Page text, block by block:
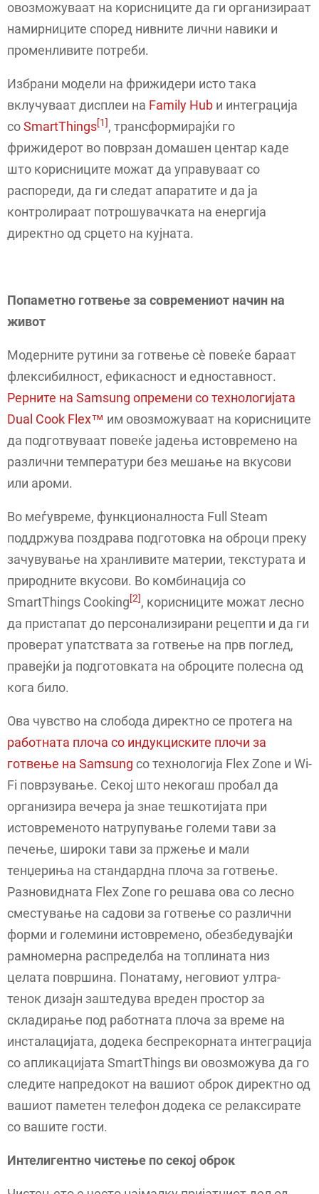
овозможуваат на корисниците да ги организираат
намирниците според нивните лични навики и
променливите потреби.
Избрани модели на фрижидери исто така
вклучуваат дисплеи на Family Hub и интеграција
соSmartThings[1], трансформирајќи го
фрижидерот во поврзан домашен центар каде
што корисниците можат да управуваат со
распореди, да ги следат апаратите и да ја
контролираат потрошувачката на енергија
директно од срцето на кујната.
Попаметно готвење за современиот начин на
живот
Модерните рутини за готвење сè повеќе бараат
флексибилност, ефикасност и едноставност.
Рерните на Samsung опремени со технологијата
Dual Cook Flex™ им овозможуваат на корисниците
да подготвуваат повеќе јадења истовремено на
различни температури без мешање на вкусови
или ароми.
Во меѓувреме, функционалноста Full Steam
поддржува поздрава подготовка на оброци преку
зачувување на хранливите материи, текстурата и
природните вкусови. Во комбинација со
SmartThings Cooking[2], корисниците можат лесно
да пристапат до персонализирани рецепти и да ги
проверат упатствата за готвење на прв поглед,
правејќи ја подготовката на оброците полесна од
кога било.
Ова чувство на слобода директно се протега на
работната плоча со индукциските плочи за
готвење на Samsung со технологија Flex Zone и Wi-
Fi поврзување. Секој што некогаш пробал да
организира вечера ја знае тешкотијата при
истовременото натрупување големи тави за
печење, широки тави за пржење и мали
тенџериња на стандардна плоча за готвење.
Разновидната Flex Zone го решава ова со лесно
сместување на садови за готвење со различни
форми и големини истовремено, обезбедувајќи
рамномерна распределба на топлината низ
целата површина. Понатаму, неговиот ултра-
тенок дизајн заштедува вреден простор за
складирање под работната плоча за време на
инсталацијата, додека беспрекорната интеграција
со апликацијата SmartThings ви овозможува да го
следите напредокот на вашиот оброк директно од
вашиот паметен телефон додека се релаксирате
со вашите гости.
Интелигентно чистење по секој оброк